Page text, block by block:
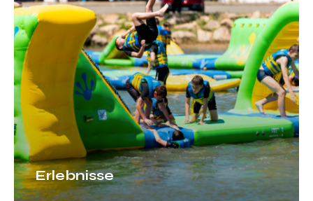
Erlebnisse